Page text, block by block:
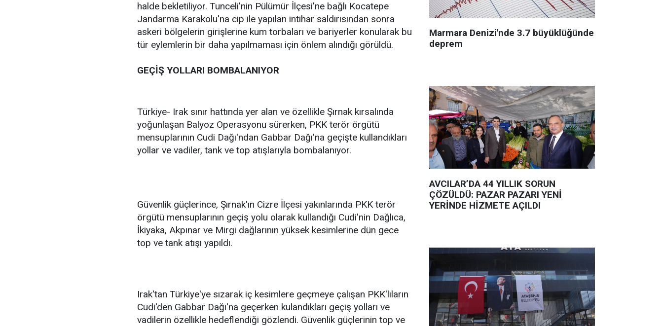
halde bekletiliyor. Tunceli'nin Pülümür İlçesi'ne bağlı Kocatepe
Jandarma Karakolu'na cip ile yapılan intihar saldırısından sonra
askeri bölgelerin girişlerine kum torbaları ve bariyerler konularak bu
tür eylemlerin bir daha yapılmaması için önlem alındığı görüldü.
GEÇİŞ YOLLARI BOMBALANIYOR
Türkiye- Irak sınır hattında yer alan ve özellikle Şırnak kırsalında
yoğunlaşan Balyoz Operasyonu sürerken, PKK terör örgütü
mensuplarının Cudi Dağı'ndan Gabbar Dağı'na geçişte kullandıkları
yollar ve vadiler, tank ve top atışlarıyla bombalanıyor.
Güvenlik güçlerince, Şırnak'ın Cizre İlçesi yakınlarında PKK terör
örgütü mensuplarının geçiş yolu olarak kullandığı Cudi'nin Dağlıca,
İkiyaka, Akpınar ve Mirgi dağlarının yüksek kesimlerine dün gece
top ve tank atışı yapıldı.
Irak'tan Türkiye'ye sızarak iç kesimlere geçmeye çalışan PKK'lıların
Cudi'den Gabbar Dağı'na geçerken kulandıkları geçiş yolları ve
vadilerin özellikle hedeflendiği gözlendi. Güvenlik güçlerinin top ve
Marmara Denizi'nde 3.7 büyüklüğünde
deprem
AVCILAR’DA 44 YILLIK SORUN
ÇÖZÜLDÜ: PAZAR PAZARI YENİ
YERİNDE HİZMETE AÇILDI